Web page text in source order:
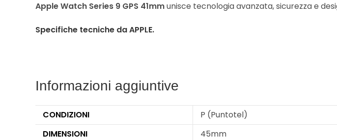
Apple Watch Series 9 GPS 41mmunisce tecnologia avanzata, sicurezza e
Specifiche tecniche da APPLE.
Informazioni aggiuntive
CONDIZIONI
P (Puntotel)
DIMENSIONI
45mm